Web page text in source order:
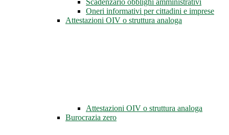
Scadenzario obblighi amministrativi
Oneri informativi per cittadini e imprese
Attestazioni OIV o struttura analoga
Attestazioni OIV o struttura analoga
Burocrazia zero